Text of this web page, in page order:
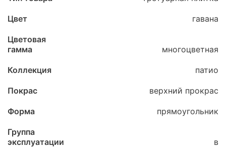
Цвет гавана
Цветовая
гамма
многоцветная
Коллекция патио
Покрас верхний прокрас
Форма прямоугольник
Группа
эксплуатации
в